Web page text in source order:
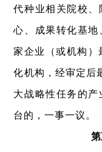
代种业相关院校、
心、成果转化基
家企业（或机构）
化机构，经审定后
大战略性任务的
台的，一事一议。